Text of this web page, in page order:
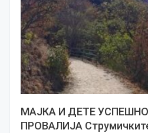
МАЈКА И ДЕТЕ
ПРОВАЛИЈА